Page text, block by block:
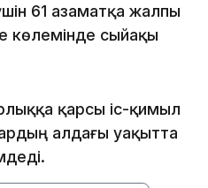
61 азаматқа жалпы
көлемінде сыйақы
қарсы іс-қимыл
алдағы уақытта